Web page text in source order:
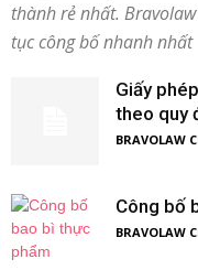
thành rẻ nhất.
tục công bố nhanh nhất
Giấy
theo quy
BRAVOLAW
Công bố
BRAVOLAW